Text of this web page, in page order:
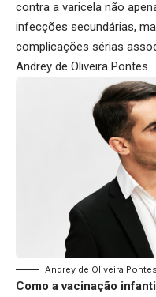
contra a varicela não
infecções secundárias,
complicações sérias
Andrey de Oliveira Pontes.
Andrey de Oliveira Pontes
Como a vacinação